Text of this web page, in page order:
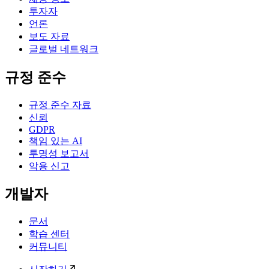
투자자
언론
보도 자료
글로벌 네트워크
규정 준수
규정 준수 자료
신뢰
GDPR
책임 있는 AI
투명성 보고서
악용 신고
개발자
문서
학습 센터
커뮤니티